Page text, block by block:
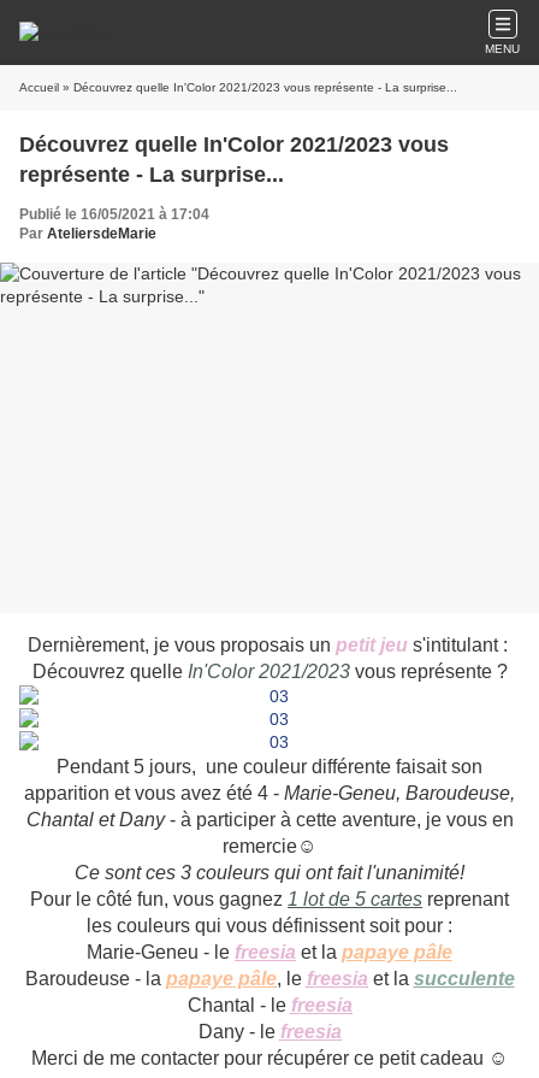
MENU
Accueil » Découvrez quelle In'Color 2021/2023 vous représente - La surprise...
Découvrez quelle In'Color 2021/2023 vous
représente - La surprise...
Publié le 16/05/2021 à 17:04
Par AteliersdeMarie
Dernièrement, je vous proposais un petit jeus'intitulant :
Découvrez quelle In'Color 2021/2023vous représente ?
Pendant 5 jours, une couleur différente faisait son
apparition et vous avez été 4 - Marie-Geneu, Baroudeuse,
Chantal et Dany-à participer à cette aventure, je vous en
remercie☺
Ce sont ces 3 couleurs qui ont fait l'unanimité!
Pour le côté fun, vous gagnez 1 lot de 5 cartes reprenant
les couleurs qui vous définissent soit pour :
Marie-Geneu - le freesia et la papaye pâle
Baroudeuse - la papaye pâle, le freesia et la succulente
Chantal - le freesia
Dany - le freesia
Merci de me contacter pour récupérer ce petit cadeau ☺